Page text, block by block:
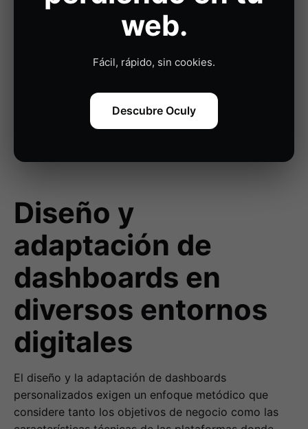
precisión. Habla con nosotros y transforma
tus datos en resultados.
Diseño y
adaptación de
dashboards en
diversos entornos
digitales
El diseño y la adaptación de dashboards
personalizados exigen un enfoque metódico que
considere tanto los objetivos de negocio como las
web.
Fácil, rápido, sin cookies.
Descubre Oculy